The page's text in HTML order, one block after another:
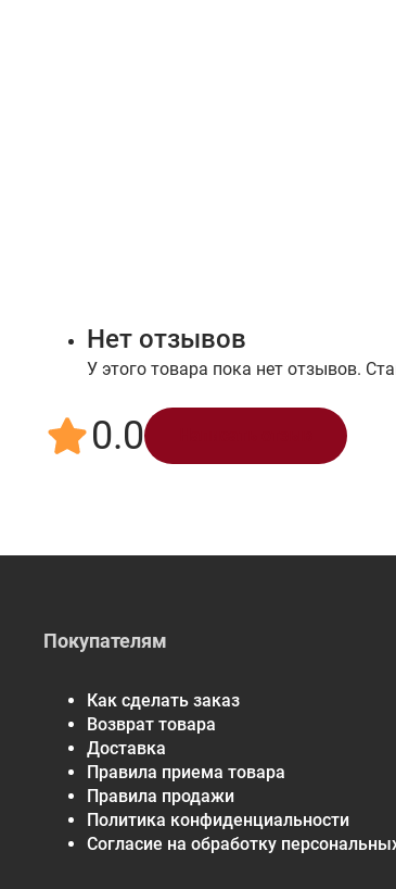
Нет отзывов
У этого товара пока нет отзывов.
0.0
Покупателям
Как сделать заказ
Возврат товара
Доставка
Правила приема товара
Правила продажи
Политика конфиденциальности
Согласие на обработку